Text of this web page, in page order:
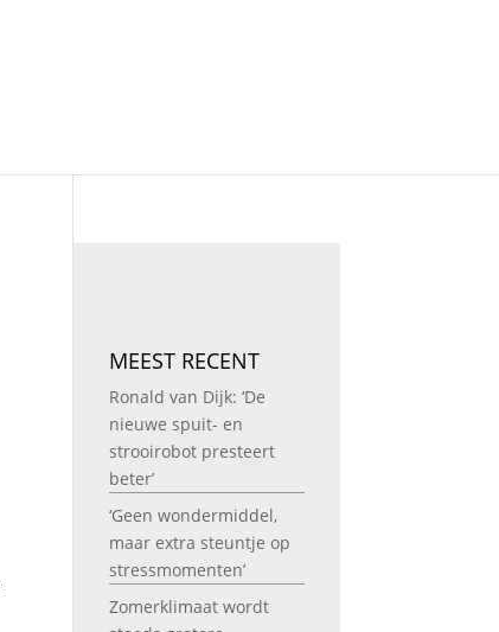
MEEST RECENT
Ronald van Dijk: ‘De
nieuwe spuit- en
strooirobot presteert
beter’
‘Geen wondermiddel,
maar extra steuntje op
stressmomenten’
Zomerklimaat wordt